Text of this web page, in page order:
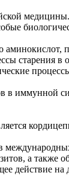
в иммунной
а
действие